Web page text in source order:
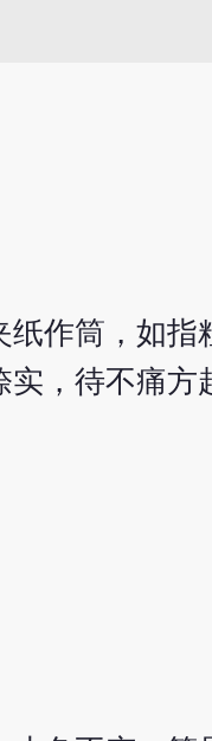
作筒，如
，待不痛